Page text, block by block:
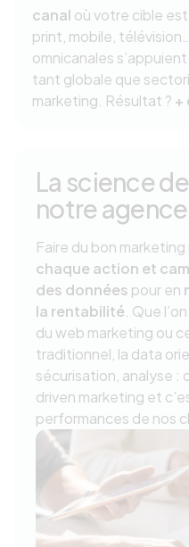
canal où votre cible
print, mobile,
omnicanales
tant globale que
marketing. Résultat ? +
La science
notre
Faire du bon
chaque action et
des données pour en
la rentabilité . Que
du web marketing ou
traditionnel, la data
sécurisation, analyse :
driven marketing et
performances de nos